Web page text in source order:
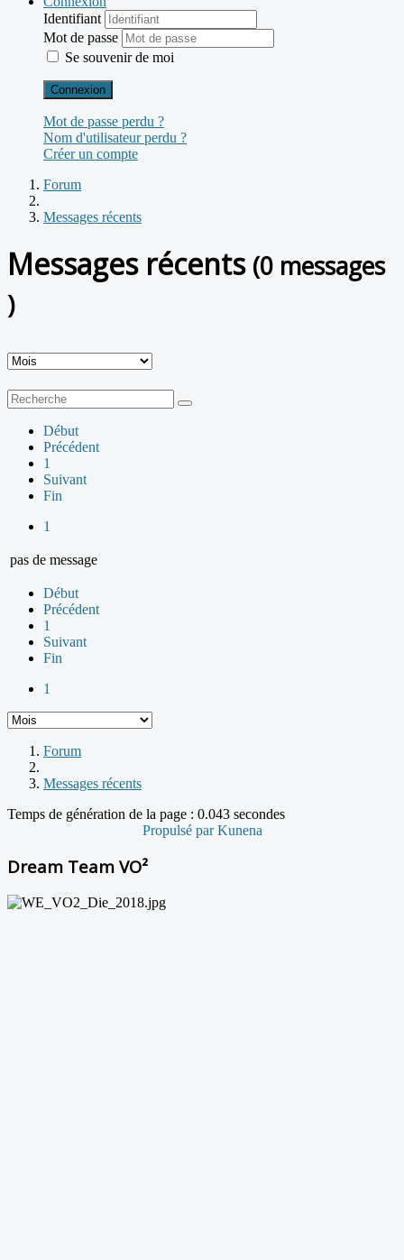
Identifiant
Mot de passe
Se souvenir de moi
Connexion
Mot de passe perdu ?
Nom d'utilisateur perdu ?
Créer un compte
Forum
Messages récents
Messages récents (0 messages
)
Début
Précédent
1
Suivant
Fin
1
pas de message
Début
Précédent
1
Suivant
Fin
1
Forum
Messages récents
Temps de génération de la page : 0.043 secondes
Propulsé parKunena
Dream Team VO²